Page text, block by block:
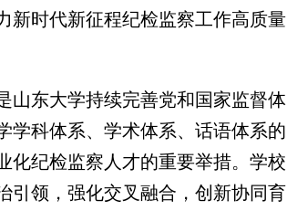
新时代新征程纪检监察工作高质量
东大学持续完善党和国家监督体
学科体系、学术体系、话语体系的
化纪检监察人才的重要举措。学校
引领，强化交叉融合，创新协同育